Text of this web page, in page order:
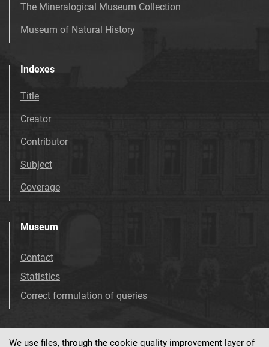
The Mineralogical Museum Collection
Museum of Natural History
Indexes
Title
Creator
Contributor
Subject
Coverage
Museum
Contact
Statistics
Correct formulation of queries
We use files, through the cookie quality improvement layer of